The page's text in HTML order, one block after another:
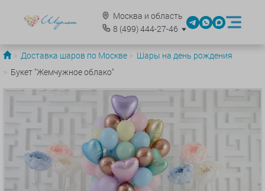
Москва и область
8 (499)444-27-46
Доставка шаров по Москве
Шары на день рождения
Букет "Жемчужное облако"